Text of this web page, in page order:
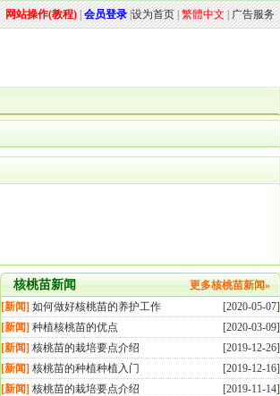
网站操作(教程)|会员登录 设为首页|繁體中文| 广告服务
更多核桃苗新闻»
核桃苗新闻
[2020-05-07]
[新闻] 如何做好核桃苗的养护工作
[2020-03-09]
[新闻] 种植核桃苗的优点
[2019-12-26]
[新闻] 核桃苗的栽培要点介绍
[2019-12-16]
[新闻] 核桃苗的种植种植入门
[2019-11-14]
[新闻] 核桃苗的栽培要点介绍